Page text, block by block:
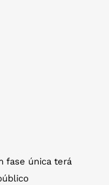
fase única terá